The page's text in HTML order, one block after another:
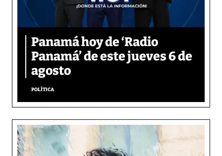
Panamá hoy de ‘Radio
Panamá’ de este jueves 6 de
agosto
POLÍTICA